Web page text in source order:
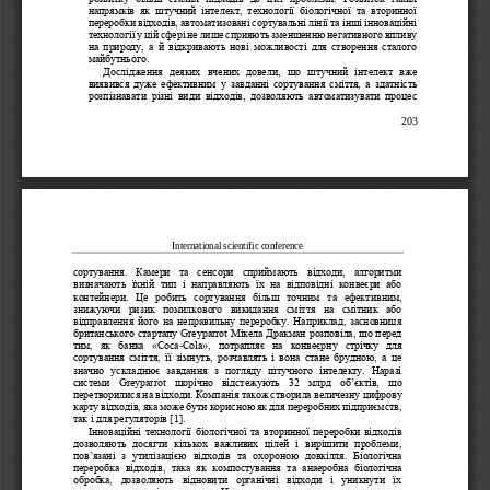
203
напрямків  як  штучний  інтелект,  технології  біологічної  та  вторинної
переробки відходів, автоматизовані сортувальні лінії та інші інноваційні
технології у цій сфері не лише сприяють зменшенню негативного впливу
на  природу,  а  й  відкривають  нові  можливості  для  створення  сталого
майбутнього.
Дослідження  деяких  вчених  довели,  що  штучний  інтелект  вже
виявився  дуже  ефективним  у  завданні  сортування  сміття,  а здатність
розпізнавати  різні  види  відходів,  дозволяють  автоматизувати  процес
International scientific conference
сортування.  Камери  та  сенсори  сприймають  відходи,  алгоритми
визначають  їхній  тип  і  направляють  їх  на  відповідні  конвеєри  або
контейнери.  Це  робить  сортування  більш  точним  та  ефективним,
знижуючи  ризик  помилкового  викидання  сміття  на  смітник  або
відправлення його на неправильну переробку. Наприклад, засновниця
британського стартапу Greyparrot Мікела Дракман розповіла, що перед
тим,  як  банка  «Coca-Cola»,  потрапляє  на  конвеєрну  стрічку  для
сортування  сміття,  її  зімнуть,  розчавлять  і  вона  стане  брудною,  а  це
значно  ускладнює  завдання  з  погляду  штучного  інтелекту.  Наразі
системи  Greyparrot  щорічно  відстежують  32  млрд  об’єктів,  що
перетворилися на відходи. Компанія також створила величезну цифрову
карту відходів, яка може бути корисною як для переробних підприємств,
так і для регуляторів [1].
Інноваційні технології біологічної та вторинної переробки відходів
дозволяють  досягти  кількох  важливих  цілей  і  вирішити  проблеми,
пов’язані  з  утилізацією  відходів  та  охороною  довкілля.  Біологічна
переробка  відходів,  така  як  компостування  та  анаеробна  біологічна
обробка,  дозволяють  відновити  органічні  відходи  і  уникнути  їх